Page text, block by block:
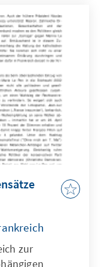
Rolle bei der
dem
nötigen
System
zur